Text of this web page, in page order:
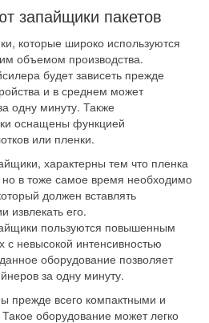
запайщики пакетов
которые широко используются
объемом производства.
будет зависеть прежде
и в среднем может
одну минуту. Также
оснащены функцией
или пленки.
характерны тем что пленка
но в тоже самое время необходимо
должен вставлять
извлекать его.
пользуются повышенным
невысокой интенсивностью
оборудование позволяет
за одну минуту.
прежде всего компактными и
оборудование может легко